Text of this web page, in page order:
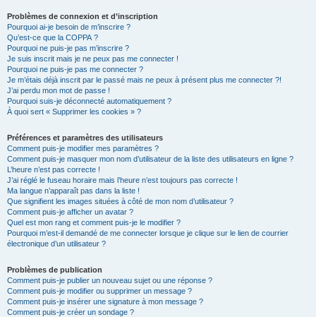
Problèmes de connexion et d’inscription
Pourquoi ai-je besoin de m’inscrire ?
Qu’est-ce que la COPPA ?
Pourquoi ne puis-je pas m’inscrire ?
Je suis inscrit mais je ne peux pas me connecter !
Pourquoi ne puis-je pas me connecter ?
Je m’étais déjà inscrit par le passé mais ne peux à présent plus me connecter ?!
J’ai perdu mon mot de passe !
Pourquoi suis-je déconnecté automatiquement ?
À quoi sert « Supprimer les cookies » ?
Préférences et paramètres des utilisateurs
Comment puis-je modifier mes paramètres ?
Comment puis-je masquer mon nom d’utilisateur de la liste des utilisateurs en ligne ?
L’heure n’est pas correcte !
J’ai réglé le fuseau horaire mais l’heure n’est toujours pas correcte !
Ma langue n’apparaît pas dans la liste !
Que signifient les images situées à côté de mon nom d’utilisateur ?
Comment puis-je afficher un avatar ?
Quel est mon rang et comment puis-je le modifier ?
Pourquoi m’est-il demandé de me connecter lorsque je clique sur le lien de courrier
électronique d’un utilisateur ?
Problèmes de publication
Comment puis-je publier un nouveau sujet ou une réponse ?
Comment puis-je modifier ou supprimer un message ?
Comment puis-je insérer une signature à mon message ?
Comment puis-je créer un sondage ?